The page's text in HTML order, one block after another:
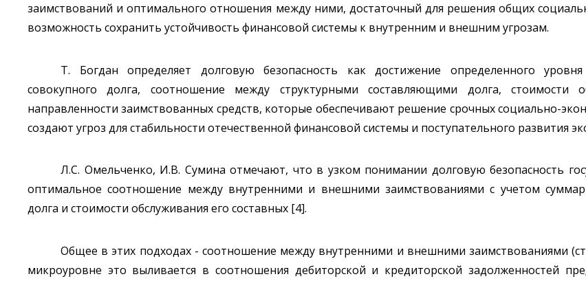
заимствований и оптимального отношения между ними, достаточный для решения общих
возможность сохранить устойчивость финансовой системы к внутренним и внешним угрозам.
Т. Богдан определяет долговую безопасность как достижение определенного
совокупного долга, соотношение между структурными составляющими долга, стоимости
направленности заимствованных средств, которые обеспечивают решение срочных социально-
создают угроз для стабильности отечественной финансовой системы и поступательного развития
Л.С. Омельченко, И.В. Сумина отмечают, что в узком понимании долговую безопасность
оптимальное соотношение между внутренними и внешними заимствованиями с учетом
долга и стоимости обслуживания его составных [4].
Общее в этих подходах - соотношение между внутренними и внешними заимствованиями
микроуровне это выливается в соотношения дебиторской и кредиторской задолженностей